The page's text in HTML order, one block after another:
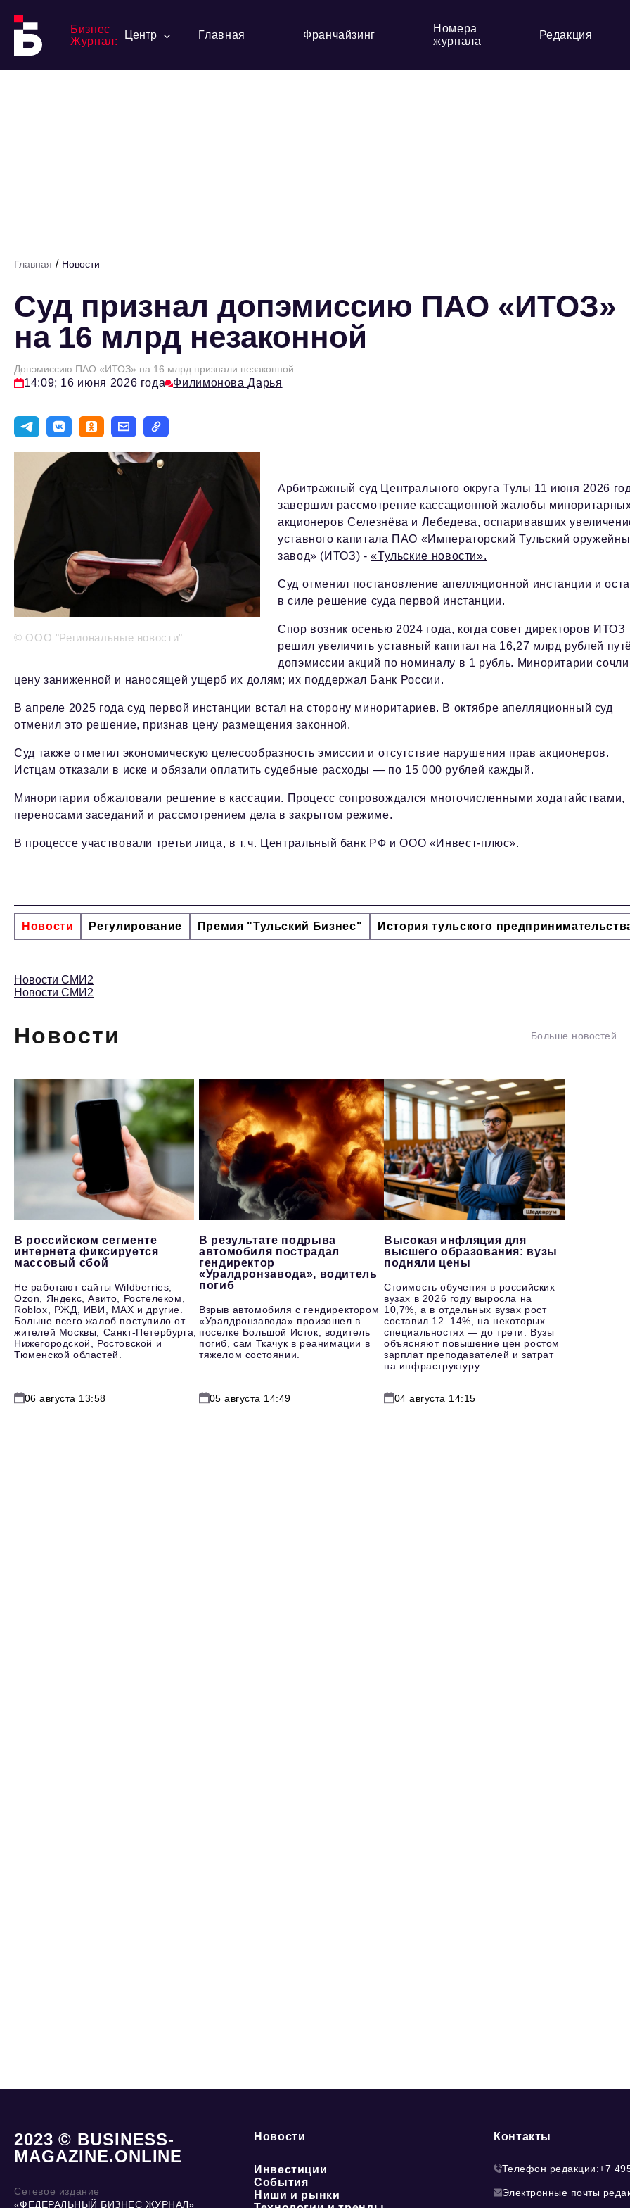
Бизнес
Журнал:
Центр Главная Франчайзинг
Номера
журнала
Редакция
Главная / Новости
Суд признал допэмиссию ПАО «ИТОЗ»
на 16 млрд незаконной
Допэмиссию ПАО «ИТОЗ» на 16 млрд признали незаконной
14:09; 16 июня 2026 года Филимонова Дарья
© ООО "Региональные новости"
Арбитражный суд Центрального округа Тулы 11 июня 2026
завершил рассмотрение кассационной жалобы
акционеров Селезнёва и Лебедева, оспаривавших
уставного капитала ПАО «Императорский Тульский
завод» (ИТОЗ) -«Тульские новости».
Суд отменил постановление апелляционной инстанции и
в силе решение суда первой инстанции.
Спор возник осенью 2024 года, когда совет директоров ИТОЗ
решил увеличить уставный капитал на 16,27 млрд рублей
допэмиссии акций по номиналу в 1 рубль. Миноритарии сочли
цену заниженной и наносящей ущерб их долям; их поддержал Банк России.
В апреле 2025 года суд первой инстанции встал на сторону миноритариев. В октябре апелляционный суд
отменил это решение, признав цену размещения законной.
Суд также отметил экономическую целесообразность эмиссии и отсутствие нарушения прав акционеров.
Истцам отказали в иске и обязали оплатить судебные расходы — по 15 000 рублей каждый.
Миноритарии обжаловали решение в кассации. Процесс сопровождался многочисленными ходатайствами,
переносами заседаний и рассмотрением дела в закрытом режиме.
В процессе участвовали третьи лица, в т. ч. Центральный банк РФ и ООО «Инвест‑плюс».
Новости Регулирование Премия "Тульский Бизнес" История тульского
Новости СМИ2
Новости СМИ2
Новости Больше новостей
В российском сегменте
интернета фиксируется
массовый сбой
Не работают сайты Wildberries,
Ozon, Яндекс, Авито, Ростелеком,
Roblox, РЖД, ИВИ, MAX и другие.
Больше всего жалоб поступило от
жителей Москвы, Санкт-Петербурга,
Нижегородской, Ростовской и
Тюменской областей.
06 августа 13:58
В результате подрыва
автомобиля пострадал
гендиректор
«Уралдронзавода», водитель
погиб
Взрыв автомобиля с гендиректором
«Уралдронзавода» произошел в
поселке Большой Исток, водитель
погиб, сам Ткачук в реанимации в
тяжелом состоянии.
05 августа 14:49
Высокая инфляция для
высшего образования: вузы
подняли цены
Стоимость обучения в российских
вузах в 2026 году выросла на
10,7%, а в отдельных вузах рост
составил 12–14%, на некоторых
специальностях — до трети. Вузы
объясняют повышение цен ростом
зарплат преподавателей и затрат
на инфраструктуру.
04 августа 14:15
2023 © BUSINESS-
MAGAZINE.ONLINE
Сетевое издание
«ФЕДЕРАЛЬНЫЙ БИЗНЕС ЖУРНАЛ»
Новости
Инвестиции
События
Ниши и рынки
Контакты
Телефон редакции:+7
Электронные почты